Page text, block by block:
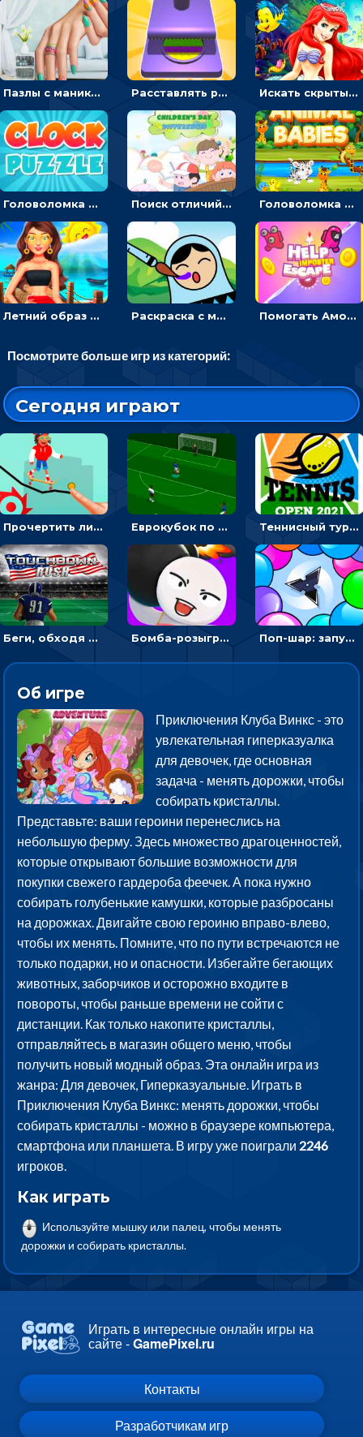
Пазлы с маникюром: собери идеальный рисунок для ногтей Расставлять резиновые кубики, чтобы делать поп-ит - гиперказуальные Искать скрытый алфавит на картинках с мультяшными героями - головоломка для детей
Головоломка с часами для детей: читать время по циферблату Поиск отличий на картинках с детьми - головоломка Головоломка Звери-малыши: открывай карточки по очереди, чтобы найти одинаковые
Летний образ для подруг: переодевать девочек для прогулки Раскраска с матрешками для девочек Помогать Амонг Ас бежать из комнаты через преграды - приключения
Посмотрите больше игр из категорий:
Сегодня играют
Прочертить линию, чтобы проехать на скейте, через преграды к финишу - для мальчиков Еврокубок по футболу 2021 в 3D: пасуй мяч и бей по воротам соперника Теннисный турнир: подавать или отбивать шарик ракеткой
Беги, обходя соперников и собирай бонусы - американский футбол Бомба-розыгрыш: передавай и беги – 3D гиперказуалка Поп-шар: запускать колючку, чтобы лопать воздушные шарики
Об игре
Приключения Клуба Винкс - это
увлекательная гиперказуалка
для девочек, где основная
задача - менять дорожки, чтобы
собирать кристаллы.
Представьте: ваши героини перенеслись на
небольшую ферму. Здесь множество драгоценностей,
которые открывают большие возможности для
покупки свежего гардероба феечек. А пока нужно
собирать голубенькие камушки, которые разбросаны
на дорожках. Двигайте свою героиню вправо-влево,
чтобы их менять. Помните, что по пути встречаются не
только подарки, но и опасности. Избегайте бегающих
животных, заборчиков и осторожно входите в
повороты, чтобы раньше времени не сойти с
дистанции. Как только накопите кристаллы,
отправляйтесь в магазин общего меню, чтобы
получить новый модный образ. Эта онлайн игра из
жанра: Для девочек, Гиперказуальные. Играть в
Приключения Клуба Винкс: менять дорожки, чтобы
собирать кристаллы - можно в браузере компьютера,
смартфона или планшета. В игру уже поиграли 2246
игроков.
Как играть
Используйте мышку или палец, чтобы менять
дорожки и собирать кристаллы.
Играть в интересные онлайн игры на
сайте -GamePixel.ru
Контакты
Разработчикам игр